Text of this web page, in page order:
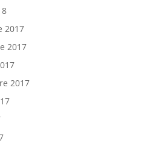
2017
2017
2017